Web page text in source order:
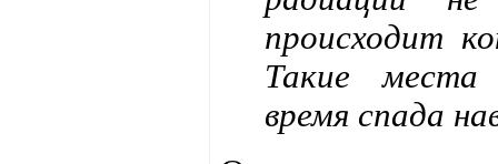
происходит
Такие места
время спада